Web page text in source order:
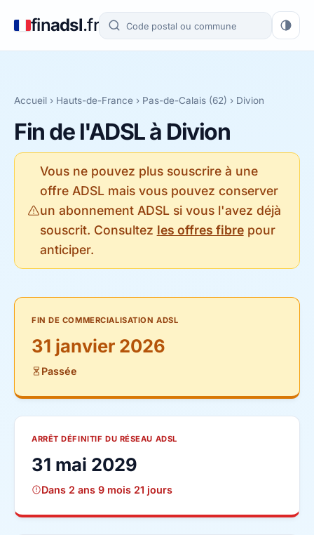
finadsl.fr
Accueil › Hauts-de-France › Pas-de-Calais (62) › Divion
Fin de l'ADSL à Divion
Vous ne pouvez plus souscrire à une
offre ADSL mais vous pouvez conserver
un abonnement ADSL si vous l'avez déjà
souscrit. Consultez les offres fibrepour
anticiper.
FIN DE COMMERCIALISATION ADSL
31 janvier 2026
Passée
ARRÊT DÉFINITIF DU RÉSEAU ADSL
31 mai 2029
Dans 2 ans 9 mois 21 jours